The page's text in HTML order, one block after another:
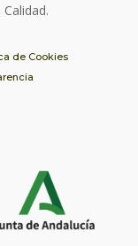
de Cookies